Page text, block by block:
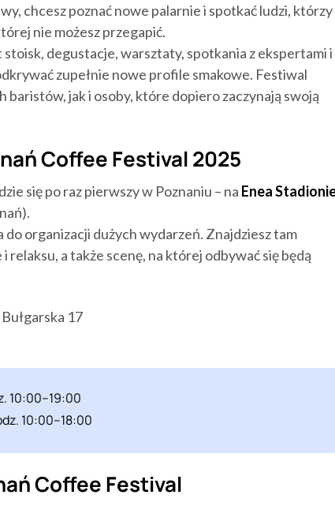
chcesz poznać nowe palarnie i spotkać ludzi, którzy
nie możesz przegapić.
degustacje, warsztaty, spotkania z ekspertami i
zupełnie nowe profile smakowe. Festiwal
jak i osoby, które dopiero zaczynają swoją
Coffee Festival 2025
się po raz pierwszy w Poznaniu – na Enea
organizacji dużych wydarzeń. Znajdziesz tam
a także scenę, na której odbywać się będą
17
10:00–19:00
10:00–18:00
Coffee Festival